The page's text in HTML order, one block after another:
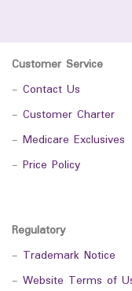
Customer Service
- Contact Us
- Customer Charter
- Medicare Exclusives
- Price Policy
Regulatory
- Trademark Notice
- Website Terms of